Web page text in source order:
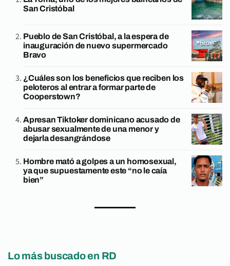
San Cristóbal
Pueblo de San Cristóbal, a la espera de
inauguración de nuevo supermercado
Bravo
¿Cuáles son los beneficios que reciben los
peloteros al entrar a formar parte de
Cooperstown?
Apresan Tiktoker dominicano acusado de
abusar sexualmente de una menor y
dejarla desangrándose
Hombre mató a golpes a un homosexual,
ya que supuestamente este “no le caía
bien”
Lo más buscado en RD